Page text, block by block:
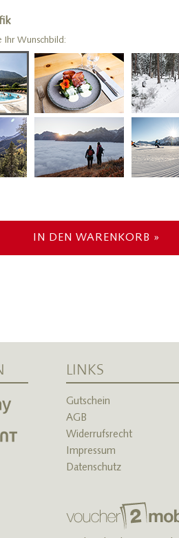
Ihr Wunschbild:
IN DEN WARENKORB »
LINKS
Gutschein
AGB
Widerrufsrecht
Impressum
Datenschutz